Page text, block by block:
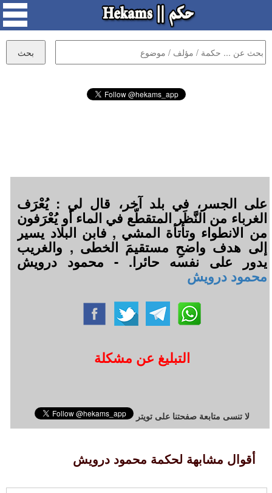
على الجسر، في بلد آخر، قال لي : يُعْرَف
الغرباء من النَّظَر المتقطّع في الماء أو يُعْرَفون
من الانطواء وتأتأة المشي , فابن البلاد يسير
إلى هدف واضحِ مستقيمَ الخطى , والغريب
يدور على نفسه حائرا. - محمود درويش
محمود درويش
التبليغ عن مشكلة
لا تنسى متابعة صفحتنا على تويتر
أقوال مشابهة لحكمة محمود درويش